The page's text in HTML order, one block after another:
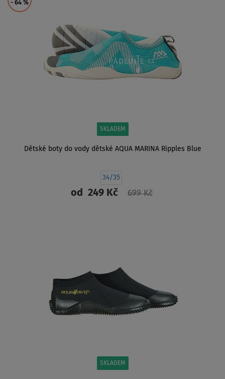
- 64 %
SKLADEM
Dětské boty do vody dětské AQUA MARINA Ripples Blue
34/35
od249 Kč 699 Kč
SKLADEM